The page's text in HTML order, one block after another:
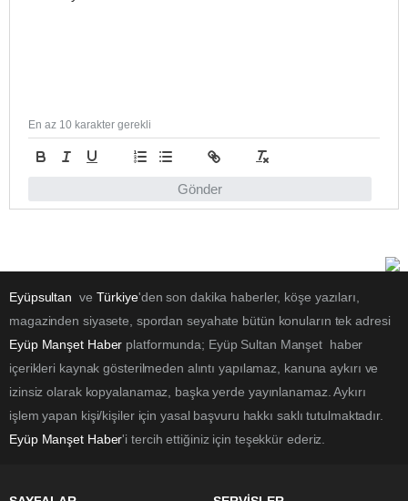
Gönder
En az 10 karakter gerekli
Eyüpsultan ve Türkiye'den son dakika haberler, köşe yazıları,
magazinden siyasete, spordan seyahate bütün konuların tek adresi
Eyüp Manşet Haber platformunda; Eyüp Sultan Manşet haber
içerikleri kaynak gösterilmeden alıntı yapılamaz, kanuna aykırı ve
izinsiz olarak kopyalanamaz, başka yerde yayınlanamaz. Aykırı
işlem yapan kişi/kişiler için yasal başvuru hakkı saklı tutulmaktadır.
Eyüp Manşet Haber'i tercih ettiğiniz için teşekkür ederiz.